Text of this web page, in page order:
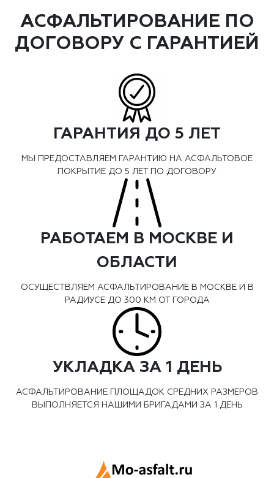
АСФАЛЬТИРОВАНИЕ ПО
ДОГОВОРУ С ГАРАНТИЕЙ
ГАРАНТИЯ ДО 5 ЛЕТ
МЫ ПРЕДОСТАВЛЯЕМ ГАРАНТИЮ НА АСФАЛЬТОВОЕ
ПОКРЫТИЕ ДО 5 ЛЕТ ПО ДОГОВОРУ
РАБОТАЕМ В МОСКВЕ И
ОБЛАСТИ
ОСУЩЕСТВЛЯЕМ АСФАЛЬТИРОВАНИЕ В МОСКВЕ И В
РАДИУСЕ ДО 300 КМ ОТ ГОРОДА
УКЛАДКА ЗА 1 ДЕНЬ
АСФАЛЬТИРОВАНИЕ ПЛОЩАДОК СРЕДНИХ РАЗМЕРОВ
ВЫПОЛНЯЕТСЯ НАШИМИ БРИГАДАМИ ЗА 1 ДЕНЬ